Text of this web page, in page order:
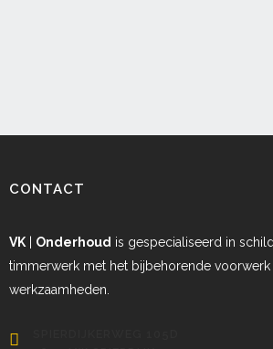
CONTACT
VK Onderhoud is gespecialiseerd in
timmerwerk met het bijbehorende voorwerk
werkzaamheden.